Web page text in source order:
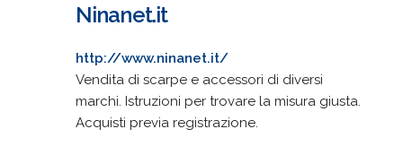
Ninanet.it
http://www.ninanet.it/
Vendita di scarpe e accessori di diversi
marchi. Istruzioni per trovare la misura giusta.
Acquisti previa registrazione.